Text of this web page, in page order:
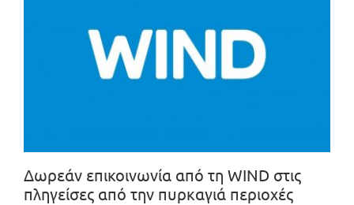
Δωρεάν επικοινωνία από τη WIND στις
πληγείσες από την πυρκαγιά περιοχές